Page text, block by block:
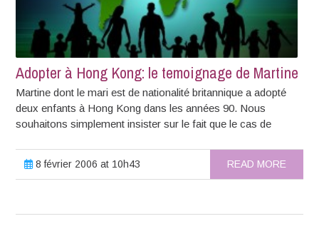
Adopter à Hong Kong: le temoignage de Martine
Martine dont le mari est de nationalité britannique a adopté
deux enfants à Hong Kong dans les années 90. Nous
souhaitons simplement insister sur le fait que le cas de
8 février 2006 at 10h43 READ MORE